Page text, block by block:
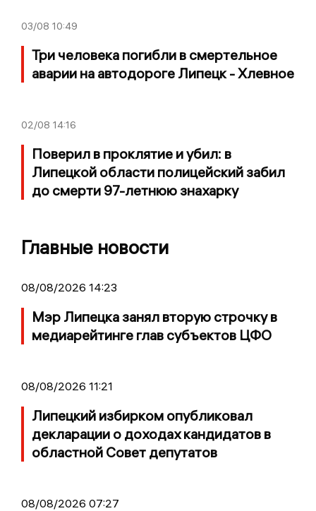
03/08 10:49
Три человека погибли в смертельное
аварии на автодороге Липецк - Хлевное
02/08 14:16
Поверил в проклятие и убил: в
Липецкой области полицейский забил
до смерти 97-летнюю знахарку
Главные новости
08/08/2026 14:23
Мэр Липецка занял вторую строчку в
медиарейтинге глав субъектов ЦФО
08/08/2026 11:21
Липецкий избирком опубликовал
декларации о доходах кандидатов в
областной Совет депутатов
08/08/2026 07:27